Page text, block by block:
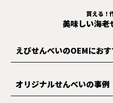
買える！
美味しい海老
えびせんべいのOEMにお
オリジナルせんべいの事例